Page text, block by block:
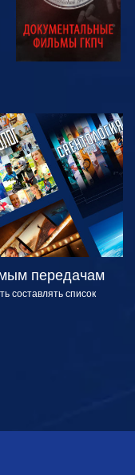
СМОТРЕТЬ
ПЕРЕДАЧИ
передачам
составлять список